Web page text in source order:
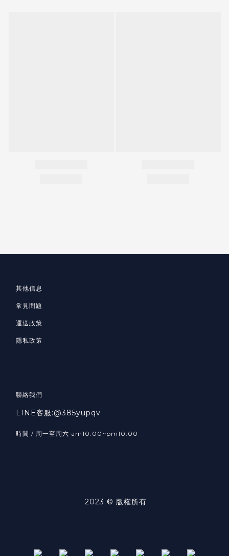
其他信息
常見問題
運送政策
隱私政策
聯絡我們
LINE客服:@385yupqv
時間 / 周一至周六 am10:00~pm10:00
2023 © 版權所有